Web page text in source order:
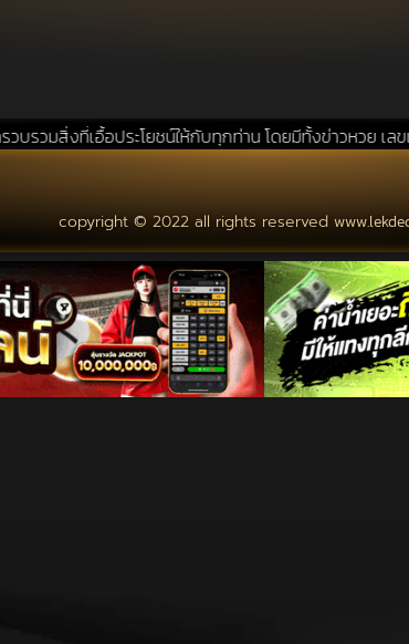
บรวมสิ่งที่เอื้อประโยชน์ให้กับทุกท่าน โดยมีทั้งข่าวหวย เ
copyright © 2022 all rights reserved